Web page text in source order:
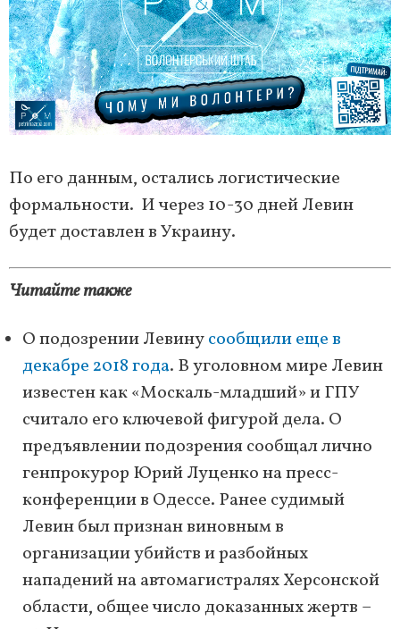
По его данным, остались логистические
формальности. И через 10-30 дней Левин
будет доставлен в Украину.
Читайте также
О подозрении Левинусообщили еще в
декабре 2018 года. В уголовном мире Левин
известен как «Москаль-младший» и ГПУ
считало его ключевой фигурой дела. О
предъявлении подозрения сообщал лично
генпрокурор Юрий Луценко на пресс-
конференции в Одессе. Ранее судимый
Левин был признан виновным в
организации убийств и разбойных
нападений на автомагистралях Херсонской
области, общее число доказанных жертв –